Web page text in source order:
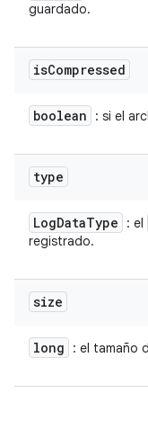
guardado.
isCompressed
boolean : si el
type
LogDataType : el
registrado.
size
long : el tamaño